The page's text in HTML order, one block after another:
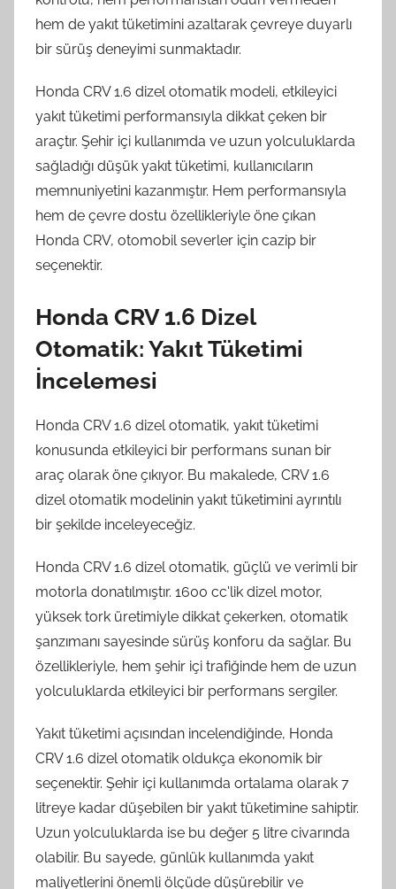
hem de yakıt tüketimini azaltarak çevreye duyarlı
bir sürüş deneyimi sunmaktadır.
Honda CRV 1.6 dizel otomatik modeli, etkileyici
yakıt tüketimi performansıyla dikkat çeken bir
araçtır. Şehir içi kullanımda ve uzun yolculuklarda
sağladığı düşük yakıt tüketimi, kullanıcıların
memnuniyetini kazanmıştır. Hem performansıyla
hem de çevre dostu özellikleriyle öne çıkan
Honda CRV, otomobil severler için cazip bir
seçenektir.
Honda CRV 1.6 Dizel
Otomatik: Yakıt Tüketimi
İncelemesi
Honda CRV 1.6 dizel otomatik, yakıt tüketimi
konusunda etkileyici bir performans sunan bir
araç olarak öne çıkıyor. Bu makalede, CRV 1.6
dizel otomatik modelinin yakıt tüketimini ayrıntılı
bir şekilde inceleyeceğiz.
Honda CRV 1.6 dizel otomatik, güçlü ve verimli bir
motorla donatılmıştır. 1600 cc'lik dizel motor,
yüksek tork üretimiyle dikkat çekerken, otomatik
şanzımanı sayesinde sürüş konforu da sağlar. Bu
özellikleriyle, hem şehir içi trafiğinde hem de uzun
yolculuklarda etkileyici bir performans sergiler.
Yakıt tüketimi açısından incelendiğinde, Honda
CRV 1.6 dizel otomatik oldukça ekonomik bir
seçenektir. Şehir içi kullanımda ortalama olarak 7
litreye kadar düşebilen bir yakıt tüketimine sahiptir.
Uzun yolculuklarda ise bu değer 5 litre civarında
olabilir. Bu sayede, günlük kullanımda yakıt
maliyetlerini önemli ölçüde düşürebilir ve